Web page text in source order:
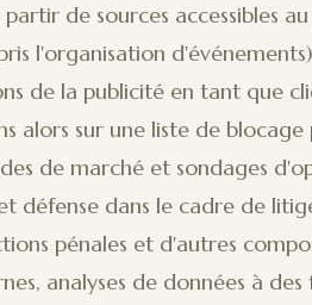
partir de sources accessibles
l'organisation
de la publicité en tant que
alors sur une liste de
de marché et sondages
défense dans le cadre de
pénales et d'autres
analyses de données à